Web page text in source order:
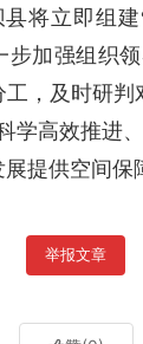
县将立即组建
步加强组织
，及时研判
学高效推进
提供空间保
举报文章